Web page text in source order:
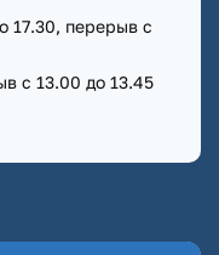
17.30, перерыв с
с 13.00 до 13.45